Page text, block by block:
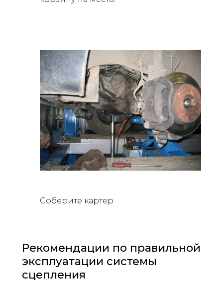
Соберите картер
Рекомендации по правильной
эксплуатации системы
сцепления